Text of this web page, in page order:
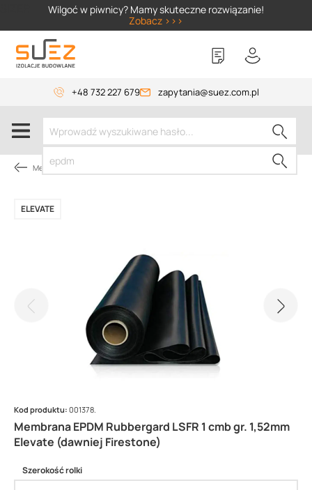
Wilgoć w piwnicy? Mamy skuteczne rozwiązanie!
Zobacz >>>
+48 732 227 679 zapytania@suez.com.pl
Membrany dachowe
Membrana EPDM Rubbergard LSFR 1 cmb gr. 1,52mm
Elevate (dawniej Firestone)
ELEVATE
Kod produktu: 001378.
Szerokość rolki